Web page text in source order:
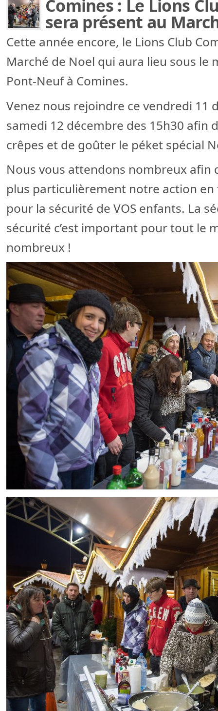
Comines : Le Lions
sera présent au
Cette année encore, le Lions Club
Marché de Noel qui aura lieu sous le
Pont-Neuf à Comines.
Venez nous rejoindre ce vendredi 11
samedi 12 décembre des 15h30 afin
crêpes et de goûter le péket spécial
Nous vous attendons nombreux afin
plus particulièrement notre action en
pour la sécurité de VOS enfants. La
sécurité c’est important pour tout le
nombreux !